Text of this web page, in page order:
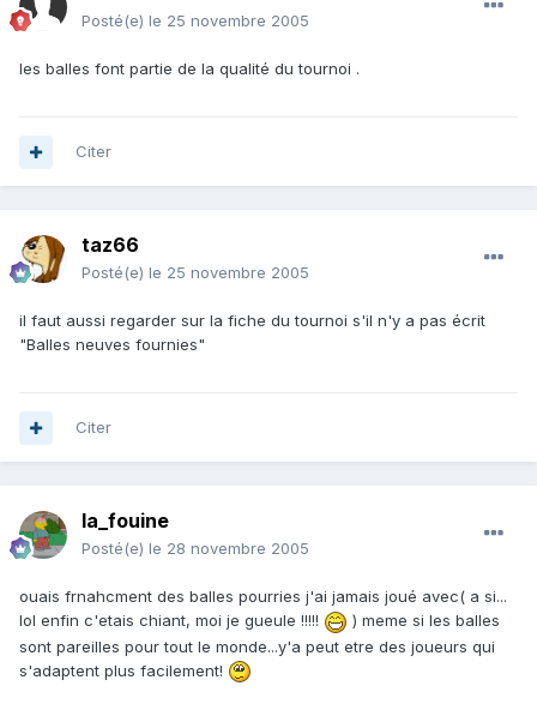
Posté(e) le 25 novembre 2005
les balles font partie de la qualité du tournoi .
Citer
taz66
Posté(e) le 25 novembre 2005
il faut aussi regarder sur la fiche du tournoi s'il n'y a pas écrit
"Balles neuves fournies"
Citer
la_fouine
Posté(e) le 28 novembre 2005
ouais frnahcment des balles pourries j'ai jamais joué avec( a si...
lol enfin c'etais chiant, moi je gueule !!!!!
) meme si les balles
sont pareilles pour tout le monde...y'a peut etre des joueurs qui
s'adaptent plus facilement!